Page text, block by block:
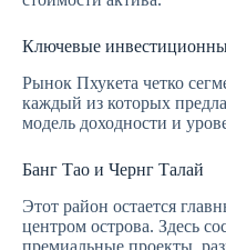
Ключевые
Рынок Пхукета четко
каждый из которых
модель доходности и
Банг Тао и Чернг Талай
Этот район остается
центром острова. Здесь
премиальные проекты,